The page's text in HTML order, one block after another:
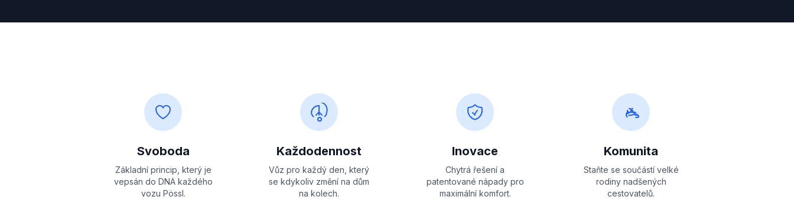
Svoboda
Základní princip, který je
vepsán do DNA každého
vozu Pössl.
Každodennost
Vůz pro každý den, který
se kdykoliv změní na dům
na kolech.
Inovace
Chytrá řešení a
patentované nápady pro
maximální komfort.
Komunita
Staňte se součástí velké
rodiny nadšených
cestovatelů.